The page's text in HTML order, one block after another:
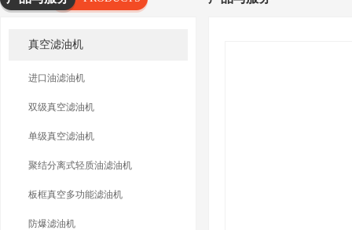
真空滤油机
进口油滤油机
双级真空滤油机
单级真空滤油机
聚结分离式轻质油滤油机
板框真空多功能滤油机
防爆滤油机